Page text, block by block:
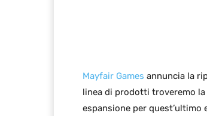
Mayfair Games annuncia la
linea di prodotti troveremo
espansione per quest’ultimo